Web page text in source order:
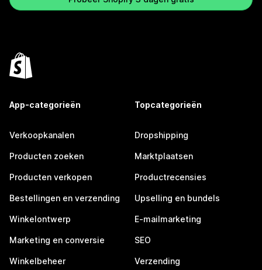
App-categorieën
Verkoopkanalen
Producten zoeken
Producten verkopen
Bestellingen en verzending
Winkelontwerp
Marketing en conversie
Winkelbeheer
Topcategorieën
Dropshipping
Marktplaatsen
Productrecensies
Upselling en bundels
E-mailmarketing
SEO
Verzending